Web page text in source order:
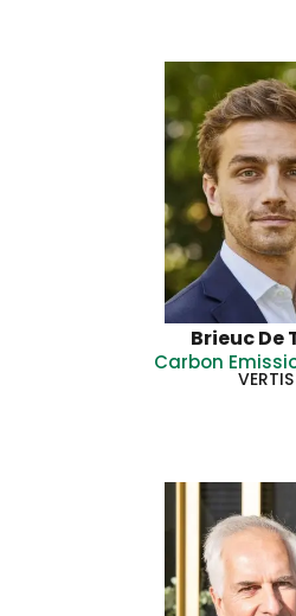
Brieuc De
Carbon
VERTIS